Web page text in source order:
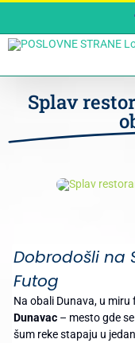
content
Splav
Dobrodošli na
Futog
Na obali Dunava, u
Dunavac – mesto gde
šum reke stapaju u